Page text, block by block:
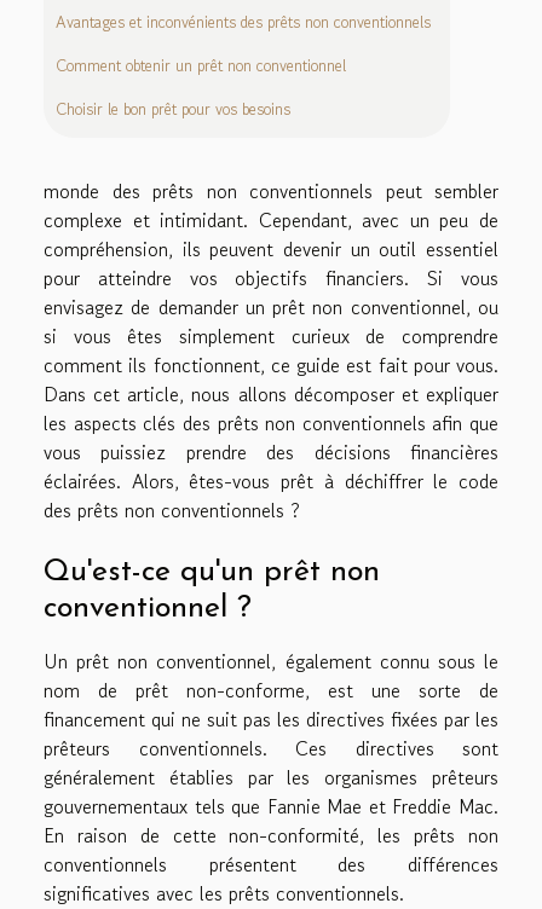
Avantages et inconvénients des prêts non conventionnels
Comment obtenir un prêt non conventionnel
Choisir le bon prêt pour vos besoins
monde des prêts non conventionnels peut sembler
complexe et intimidant. Cependant, avec un peu de
compréhension, ils peuvent devenir un outil essentiel
pour atteindre vos objectifs financiers. Si vous
envisagez de demander un prêt non conventionnel, ou
si vous êtes simplement curieux de comprendre
comment ils fonctionnent, ce guide est fait pour vous.
Dans cet article, nous allons décomposer et expliquer
les aspects clés des prêts non conventionnels afin que
vous puissiez prendre des décisions financières
éclairées. Alors, êtes-vous prêt à déchiffrer le code
des prêts non conventionnels ?
Qu'est-ce qu'un prêt non
conventionnel ?
Un prêt non conventionnel, également connu sous le
nom de prêt non-conforme, est une sorte de
financement qui ne suit pas les directives fixées par les
prêteurs conventionnels. Ces directives sont
généralement établies par les organismes prêteurs
gouvernementaux tels que Fannie Mae et Freddie Mac.
En raison de cette non-conformité, les prêts non
conventionnels présentent des différences
significatives avec les prêts conventionnels.